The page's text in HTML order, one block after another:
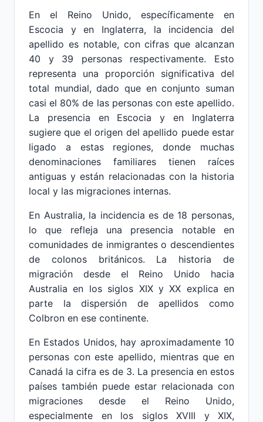
En el Reino Unido, específicamente en
Escocia y en Inglaterra, la incidencia del
apellido es notable, con cifras que alcanzan
40 y 39 personas respectivamente. Esto
representa una proporción significativa del
total mundial, dado que en conjunto suman
casi el 80% de las personas con este apellido.
La presencia en Escocia y en Inglaterra
sugiere que el origen del apellido puede estar
ligado a estas regiones, donde muchas
denominaciones familiares tienen raíces
antiguas y están relacionadas con la historia
local y las migraciones internas.
En Australia, la incidencia es de 18 personas,
lo que refleja una presencia notable en
comunidades de inmigrantes o descendientes
de colonos británicos. La historia de
migración desde el Reino Unido hacia
Australia en los siglos XIX y XX explica en
parte la dispersión de apellidos como
Colbron en ese continente.
En Estados Unidos, hay aproximadamente 10
personas con este apellido, mientras que en
Canadá la cifra es de 3. La presencia en estos
países también puede estar relacionada con
migraciones desde el Reino Unido,
especialmente en los siglos XVIII y XIX,